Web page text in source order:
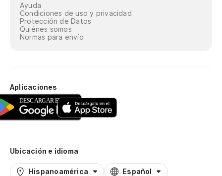
Ayuda
Condiciones de uso y privacidad
Protección de Datos
Quiénes somos
Normas para envío
Aplicaciones
Ubicación e idioma
Hispanoamérica Español